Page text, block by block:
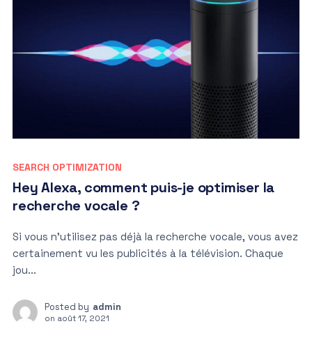
SEARCH OPTIMIZATION
Hey Alexa, comment puis-je optimiser la
recherche vocale ?
Si vous n’utilisez pas déjà la recherche vocale, vous avez
certainement vu les publicités à la télévision. Chaque
jou...
Posted by admin
on août 17, 2021